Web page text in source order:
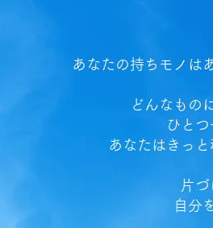
あなたの持ちモノは
どんなもの
ひと
あなたはきっ
片
自分